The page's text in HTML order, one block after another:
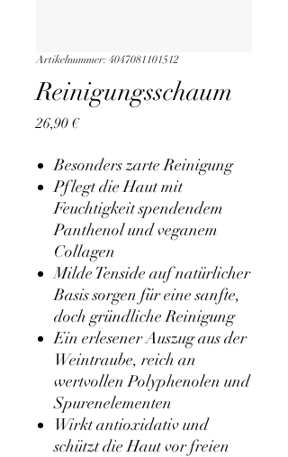
Artikelnummer: 4047081101512
Reinigungsschaum
26,90 €Preis
Besonders zarte Reinigung
Pflegt die Haut mit
Feuchtigkeit spendendem
Panthenol und veganem
Collagen
Milde Tenside auf natürlicher
Basis sorgen für eine sanfte,
doch gründliche Reinigung
Ein erlesener Auszug aus der
Weintraube, reich an
wertvollen Polyphenolen und
Spurenelementen
Wirkt antioxidativ und
schützt die Haut vor freien